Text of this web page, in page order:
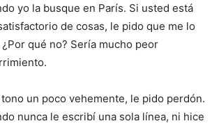
yo la busque en París. Si usted está
de cosas, le pido que me lo
qué no? Sería mucho peor
un poco vehemente, le pido perdón.
nunca le escribí una sola línea, ni hice